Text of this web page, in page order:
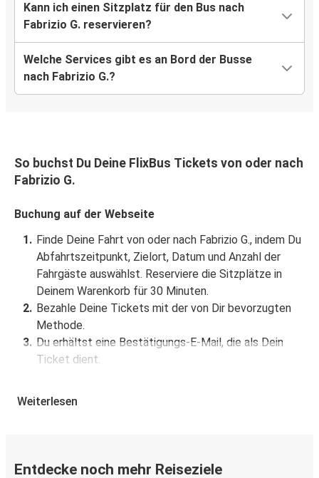
Kann ich einen Sitzplatz für den Bus nach
Fabrizio G. reservieren?
Welche Services gibt es an Bord der Busse
nach Fabrizio G.?
So buchst Du Deine FlixBus Tickets von oder nach
Fabrizio G.
Buchung auf der Webseite
Finde Deine Fahrt von oder nach Fabrizio G., indem Du
Abfahrtszeitpunkt, Zielort, Datum und Anzahl der
Fahrgäste auswählst. Reserviere die Sitzplätze in
Deinem Warenkorb für 30 Minuten.
Bezahle Deine Tickets mit der von Dir bevorzugten
Methode.
Du erhältst eine Bestätigungs-E-Mail, die als Dein
Ticket dient.
Buchung über die App
G. in der App.
Weiterlesen
Entdecke noch mehr Reiseziele